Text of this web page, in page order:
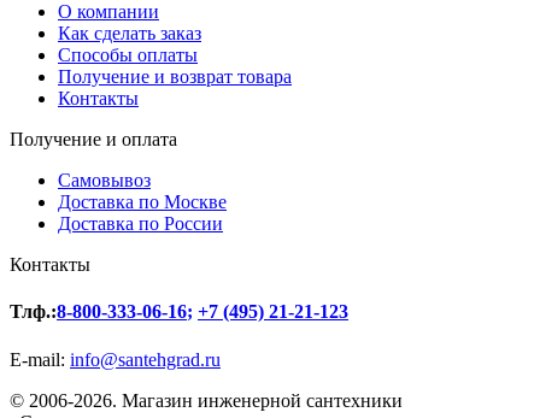
О компании
Как сделать заказ
Способы оплаты
Получение и возврат товара
Контакты
Получение и оплата
Самовывоз
Доставка по Москве
Доставка по России
Контакты
Тлф.:8-800-333-06-16; +7 (495) 21-21-123
E-mail: info@santehgrad.ru
© 2006-2026. Магазин инженерной сантехники